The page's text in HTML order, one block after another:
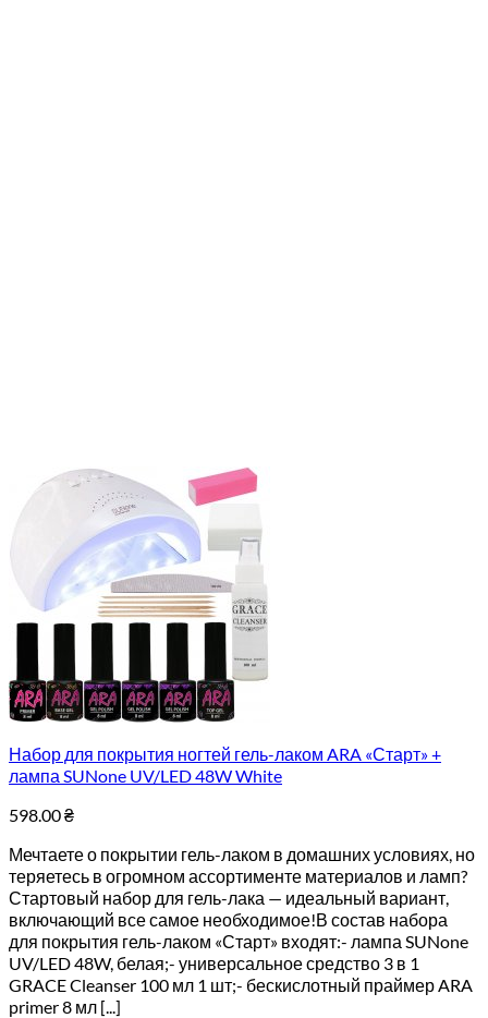
Набор для покрытия ногтей гель-лаком ARA «Старт» +
лампа SUNone UV/LED 48W White
598.00₴
Мечтаете о покрытии гель-лаком в домашних условиях, но
теряетесь в огромном ассортименте материалов и ламп?
Стартовый набор для гель-лака — идеальный вариант,
включающий все самое необходимое!В состав набора
для покрытия гель-лаком «Старт» входят:- лампа SUNone
UV/LED 48W, белая;- универсальное средство 3 в 1
GRACE Cleanser 100 мл 1 шт;- бескислотный праймер ARA
primer 8 мл [...]